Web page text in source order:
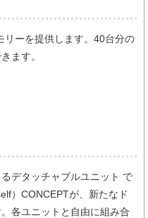
リーを提供します。40台分の
ます。
デタッチャブルユニット で
）CONCEPTが、新たなド
各ユニットと自由に組み合